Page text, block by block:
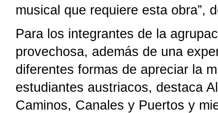
musical que requiere esta obra”,
Para los integrantes de la
provechosa, además de una
diferentes formas de apreciar la
estudiantes austriacos, destaca
Caminos, Canales y Puertos y